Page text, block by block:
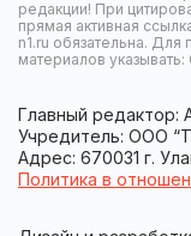
редакции! При
прямая активная
n1.ru обязательна. Для
материалов
Главный редактор:
Учредитель: ООО
Адрес: 670031 г.
Политика в